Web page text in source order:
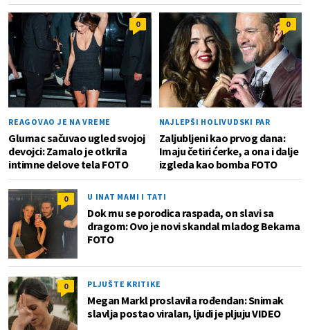
0
REAGOVAO JE NA VREME
Glumac sačuvao ugled svojoj
devojci: Zamalo je otkrila
intimne delove tela FOTO
0
NAJLEPŠI HOLIVUDSKI PAR
Zaljubljeni kao prvog dana:
Imaju četiri ćerke, a ona i dalje
izgleda kao bomba FOTO
0 U INAT MAMI I TATI
Dok mu se porodica raspada, on slavi sa
dragom: Ovo je novi skandal mladog Bekama
FOTO
0 PLJUŠTE KRITIKE
Megan Markl proslavila rođendan: Snimak
slavlja postao viralan, ljudi je pljuju VIDEO